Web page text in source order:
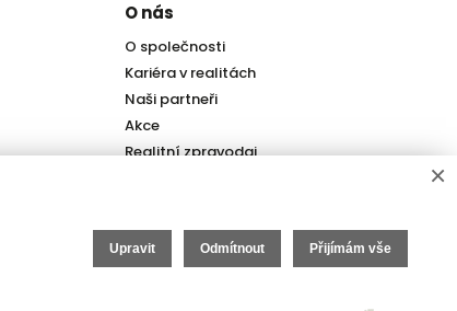
O nás
O společnosti
Kariéra v realitách
Naši partneři
Akce
Realitní zpravodaj
×
Upravit Odmítnout Přijímám vše